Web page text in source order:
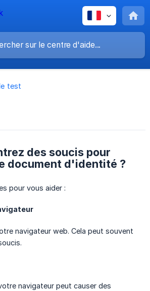
test
des soucis pour
document d'identité ?
pour vous aider :
navigateur web. Cela peut souvent
navigateur peut causer des